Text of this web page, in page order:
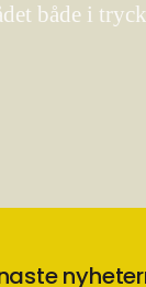
både i